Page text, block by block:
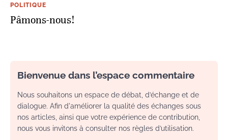
POLITIQUE
Pâmons-nous!
Bienvenue dans l’espace commentaire
Nous souhaitons un espace de débat, d’échange et de
dialogue. Afin d'améliorer la qualité des échanges sous
nos articles, ainsi que votre expérience de contribution,
nous vous invitons à consulter nos règles d’utilisation.